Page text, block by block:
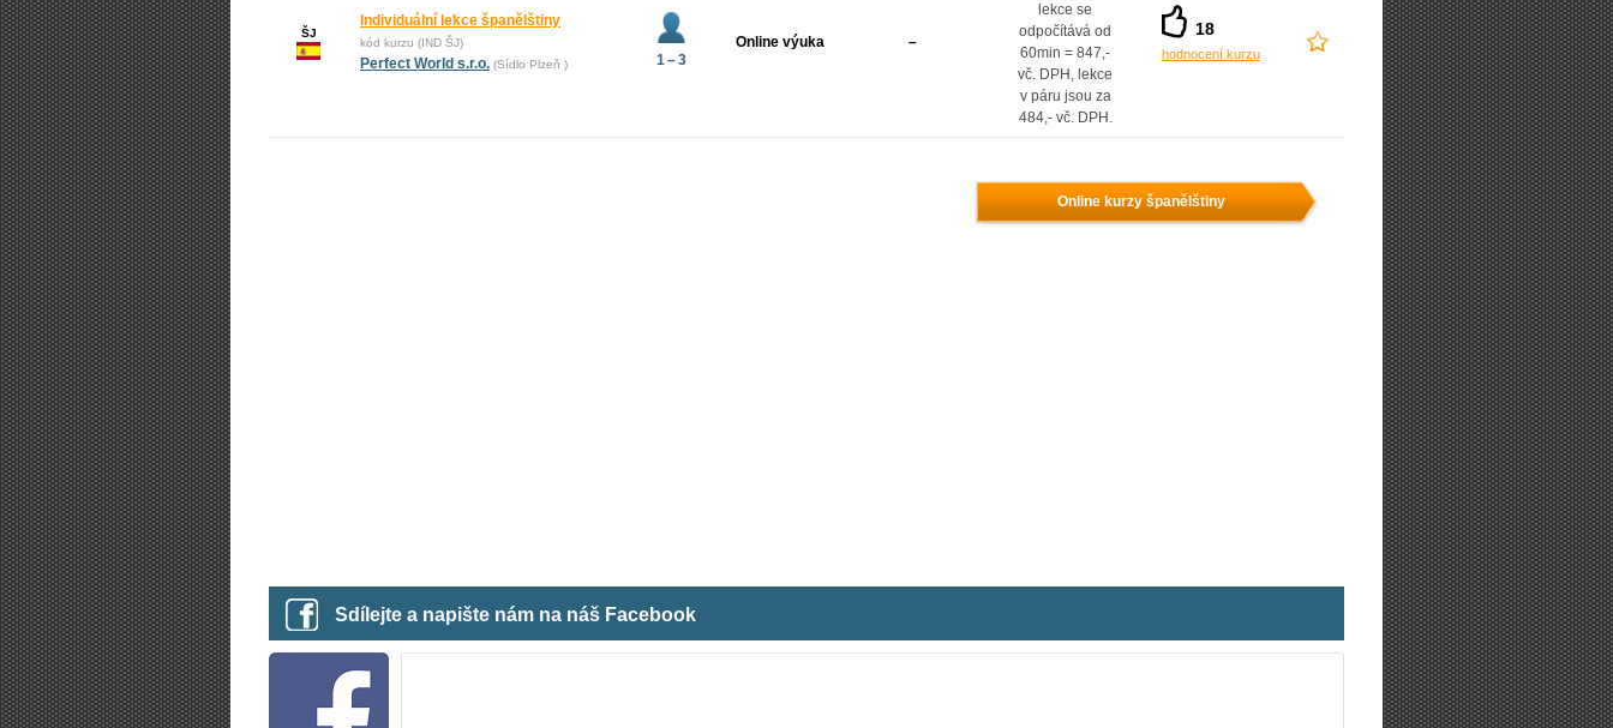
ŠJ
Individuální lekce španělštiny
kód kurzu (IND ŠJ)
Perfect World s.r.o. (Sídlo Plzeň ) 1 – 3
Online výuka –
lekce se
odpočítává od
60min = 847,-
vč. DPH, lekce
v páru jsou za
484,- vč. DPH.
18
hodnocení kurzu
Online kurzy španělštiny
Sdílejte a napište nám na náš Facebook